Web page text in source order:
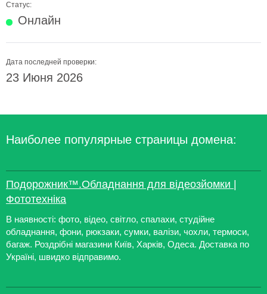
Статус:
Онлайн
Дата последней проверки:
23 Июня 2026
Наиболее популярные страницы домена:
Подорожник™.Обладнання для відеозйомки |
Фототехніка
В наявності: фото, відео, світло, спалахи, студійне
обладнання, фони, рюкзаки, сумки, валізи, чохли, термоси,
багаж. Роздрібні магазини Київ, Харків, Одеса. Доставка по
Україні, швидко відправимо.